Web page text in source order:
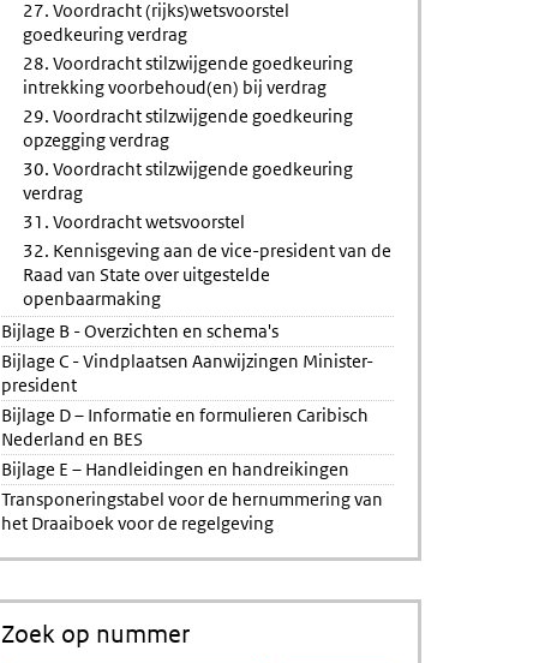
27. Voordracht (rijks)wetsvoorstel
goedkeuring verdrag
28. Voordracht stilzwijgende goedkeuring
intrekking voorbehoud(en) bij verdrag
29. Voordracht stilzwijgende goedkeuring
opzegging verdrag
30. Voordracht stilzwijgende goedkeuring
verdrag
31. Voordracht wetsvoorstel
32. Kennisgeving aan de vice-president van de
Raad van State over uitgestelde
openbaarmaking
Bijlage B - Overzichten en schema's
Bijlage C - Vindplaatsen Aanwijzingen Minister-
president
Bijlage D – Informatie en formulieren Caribisch
Nederland en BES
Bijlage E – Handleidingen en handreikingen
Transponeringstabel voor de hernummering van
het Draaiboek voor de regelgeving
Zoek op nummer